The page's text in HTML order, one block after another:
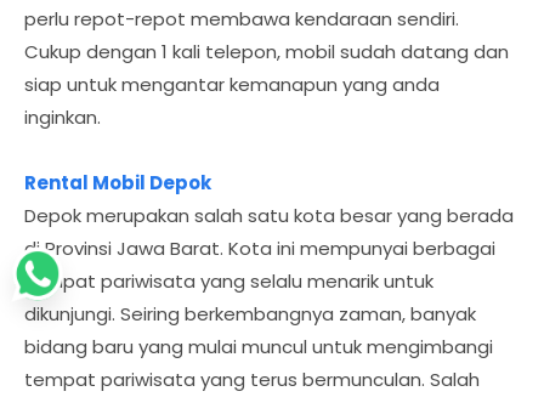
perlu repot-repot membawa kendaraan sendiri.
Cukup dengan 1 kali telepon, mobil sudah datang dan
siap untuk mengantar kemanapun yang anda
inginkan.
Rental Mobil Depok
Depok merupakan salah satu kota besar yang berada
di Provinsi Jawa Barat. Kota ini mempunyai berbagai
tempat pariwisata yang selalu menarik untuk
dikunjungi. Seiring berkembangnya zaman, banyak
bidang baru yang mulai muncul untuk mengimbangi
tempat pariwisata yang terus bermunculan. Salah